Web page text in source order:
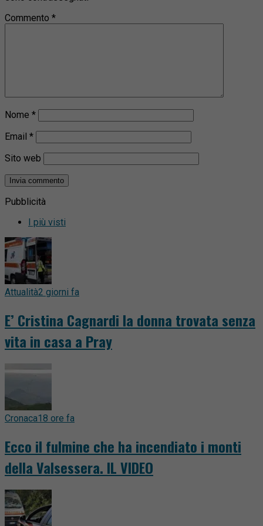
Commento *
Nome *
Email *
Sito web
Pubblicità
I più visti
Attualità2 giorni fa
E’ Cristina Cagnardi la donna trovata senza
vita in casa a Pray
Cronaca18 ore fa
Ecco il fulmine che ha incendiato i monti
della Valsessera. IL VIDEO